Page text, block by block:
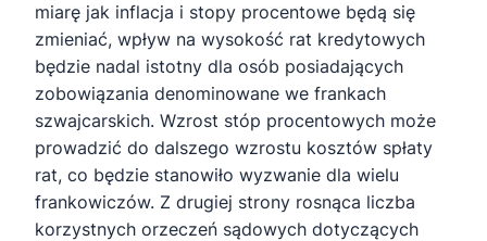
miarę jak inflacja i stopy procentowe będą się
zmieniać, wpływ na wysokość rat kredytowych
będzie nadal istotny dla osób posiadających
zobowiązania denominowane we frankach
szwajcarskich. Wzrost stóp procentowych może
prowadzić do dalszego wzrostu kosztów spłaty
rat, co będzie stanowiło wyzwanie dla wielu
frankowiczów. Z drugiej strony rosnąca liczba
korzystnych orzeczeń sądowych dotyczących